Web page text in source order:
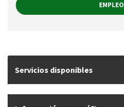
EMPLEO
Servicios disponibles